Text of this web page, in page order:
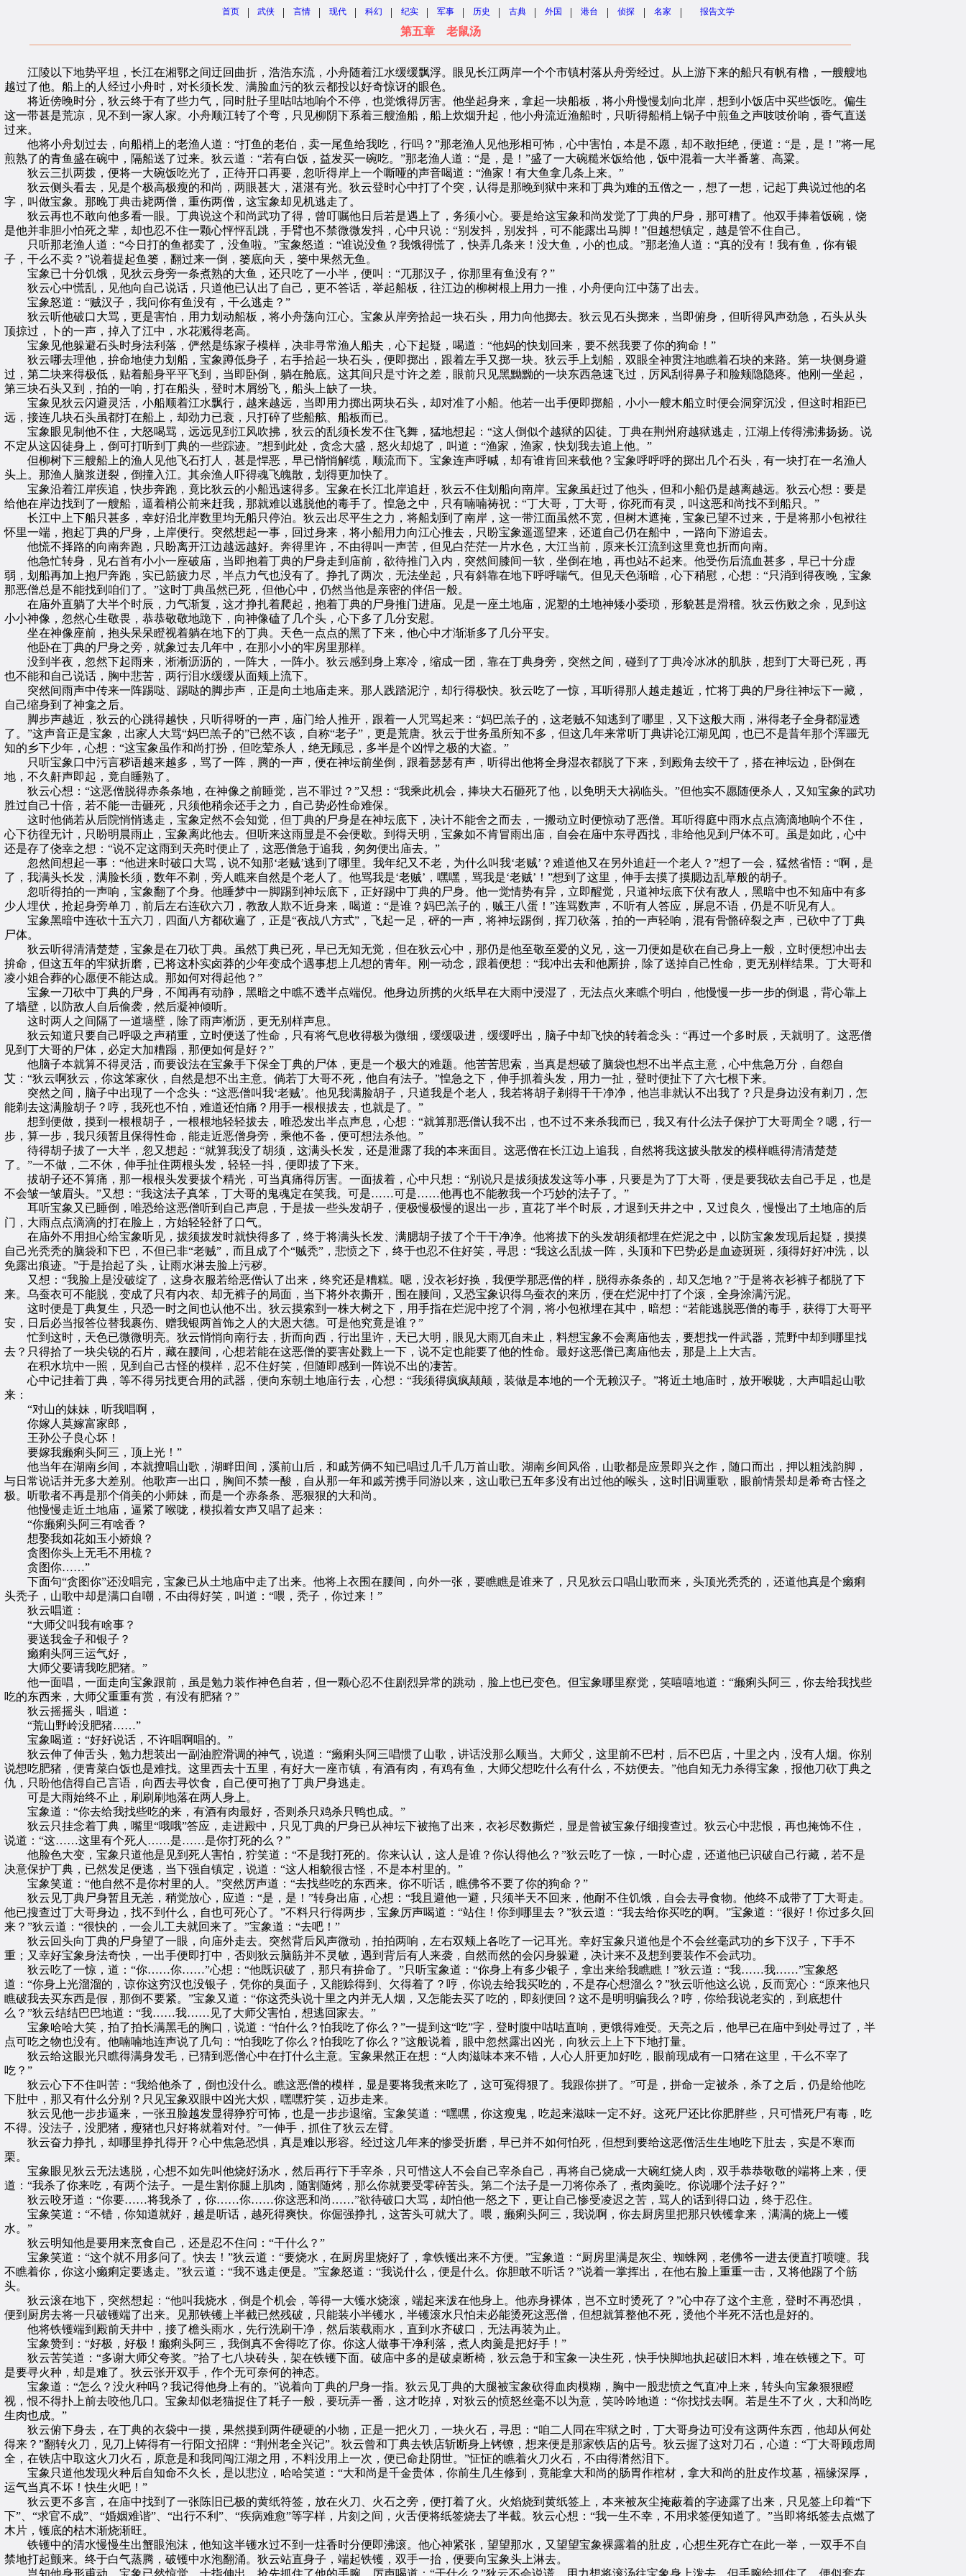
首页 | 武侠 | 言情 | 现代 | 科幻 | 纪实 | 军事 | 历史 | 古典 | 外国 | 港台 | 侦探 | 名家 | 报告文学
第五章 老鼠汤
江陵以下地势平坦，长江在湘鄂之间迂回曲折，浩浩东流，小舟随着江水缓缓飘浮。眼见长江两岸一个个市镇村落从舟旁经过。从上游下来的船只有帆有橹，一艘艘地
越过了他。船上的人经过小舟时，对长须长发、满脸血污的狄云都投以好奇惊讶的眼色。
将近傍晚时分，狄云终于有了些力气，同时肚子里咕咕地响个不停，也觉饿得厉害。他坐起身来，拿起一块船板，将小舟慢慢划向北岸，想到小饭店中买些饭吃。偏生
这一带甚是荒凉，见不到一家人家。小舟顺江转了个弯，只见柳阴下系着三艘渔船，船上炊烟升起，他小舟流近渔船时，只听得船梢上锅子中煎鱼之声吱吱价响，香气直送
过来。
他将小舟划过去，向船梢上的老渔人道：“打鱼的老伯，卖一尾鱼给我吃，行吗？”那老渔人见他形相可怖，心中害怕，本是不愿，却不敢拒绝，便道：“是，是！”将一尾
煎熟了的青鱼盛在碗中，隔船送了过来。狄云道：“若有白饭，益发买一碗吃。”那老渔人道：“是，是！”盛了一大碗糙米饭给他，饭中混着一大半番薯、高粱。
狄云三扒两拨，便将一大碗饭吃光了，正待开口再要，忽听得岸上一个嘶哑的声音喝道：“渔家！有大鱼拿几条上来。”
狄云侧头看去，见是个极高极瘦的和尚，两眼甚大，湛湛有光。狄云登时心中打了个突，认得是那晚到狱中来和丁典为难的五僧之一，想了一想，记起丁典说过他的名
字，叫做宝象。那晚丁典击毙两僧，重伤两僧，这宝象却见机逃走了。
狄云再也不敢向他多看一眼。丁典说这个和尚武功了得，曾叮嘱他日后若是遇上了，务须小心。要是给这宝象和尚发觉了丁典的尸身，那可糟了。他双手捧着饭碗，饶
是他并非胆小怕死之辈，却也忍不住一颗心怦怦乱跳，手臂也不禁微微发抖，心中只说：“别发抖，别发抖，可不能露出马脚！”但越想镇定，越是管不住自己。
只听那老渔人道：“今日打的鱼都卖了，没鱼啦。”宝象怒道：“谁说没鱼？我饿得慌了，快弄几条来！没大鱼，小的也成。”那老渔人道：“真的没有！我有鱼，你有银
子，干么不卖？”说着提起鱼篓，翻过来一倒，篓底向天，篓中果然无鱼。
宝象已十分饥饿，见狄云身旁一条煮熟的大鱼，还只吃了一小半，便叫：“兀那汉子，你那里有鱼没有？”
狄云心中慌乱，见他向自己说话，只道他已认出了自己，更不答话，举起船板，往江边的柳树根上用力一推，小舟便向江中荡了出去。
宝象怒道：“贼汉子，我问你有鱼没有，干么逃走？”
狄云听他破口大骂，更是害怕，用力划动船板，将小舟荡向江心。宝象从岸旁拾起一块石头，用力向他掷去。狄云见石头掷来，当即俯身，但听得风声劲急，石头从头
顶掠过，卜的一声，掉入了江中，水花溅得老高。
宝象见他躲避石头时身法利落，俨然是练家子模样，决非寻常渔人船夫，心下起疑，喝道：“他妈的快划回来，要不然我要了你的狗命！”
狄云哪去理他，拚命地使力划船，宝象蹲低身子，右手拾起一块石头，便即掷出，跟着左手又掷一块。狄云手上划船，双眼全神贯注地瞧着石块的来路。第一块侧身避
过，第二块来得极低，贴着船身平平飞到，当即卧倒，躺在舱底。这其间只是寸许之差，眼前只见黑黝黝的一块东西急速飞过，厉风刮得鼻子和脸颊隐隐疼。他刚一坐起，
第三块石头又到，拍的一响，打在船头，登时木屑纷飞，船头上缺了一块。
宝象见狄云闪避灵活，小船顺着江水飘行，越来越远，当即用力掷出两块石头，却对准了小船。他若一出手便即掷船，小小一艘木船立时便会洞穿沉没，但这时相距已
远，接连几块石头虽都打在船上，却劲力已衰，只打碎了些船舷、船板而已。
宝象眼见制他不住，大怒喝骂，远远见到江风吹拂，狄云的乱须长发不住飞舞，猛地想起：“这人倒似个越狱的囚徒。丁典在荆州府越狱逃走，江湖上传得沸沸扬扬。说
不定从这囚徒身上，倒可打听到丁典的一些踪迹。”想到此处，贪念大盛，怒火却熄了，叫道：“渔家，渔家，快划我去追上他。”
但柳树下三艘船上的渔人见他飞石打人，甚是悍恶，早已悄悄解缆，顺流而下。宝象连声呼喊，却有谁肯回来载他？宝象呼呼呼的掷出几个石头，有一块打在一名渔人
头上。那渔人脑浆迸裂，倒撞入江。其余渔人吓得魂飞魄散，划得更加快了。
宝象沿着江岸疾追，快步奔跑，竟比狄云的小船迅速得多。宝象在长江北岸追赶，狄云不住划船向南岸。宝象虽赶过了他头，但和小船仍是越离越远。狄云心想：要是
给他在岸边找到了一艘船，逼着梢公前来赶我，那就难以逃脱他的毒手了。惶急之中，只有喃喃祷祝：“丁大哥，丁大哥，你死而有灵，叫这恶和尚找不到船只。”
长江中上下船只甚多，幸好沿北岸数里均无船只停泊。狄云出尽平生之力，将船划到了南岸，这一带江面虽然不宽，但树木遮掩，宝象已望不过来，于是将那小包袱往
怀里一端，抱起丁典的尸身，上岸便行。突然想起一事，回过身来，将小船用力向江心推去，只盼宝象遥遥望来，还道自己仍在船中，一路向下游追去。
他慌不择路的向南奔跑，只盼离开江边越远越好。奔得里许，不由得叫一声苦，但见白茫茫一片水色，大江当前，原来长江流到这里竟也折而向南。
他急忙转身，见右首有小小一座破庙，当即抱着丁典的尸身走到庙前，欲待推门入内，突然间膝间一软，坐倒在地，再也站不起来。他受伤后流血甚多，早已十分虚
弱，划船再加上抱尸奔跑，实已筋疲力尽，半点力气也没有了。挣扎了两次，无法坐起，只有斜靠在地下呼呼喘气。但见天色渐暗，心下稍慰，心想：“只消到得夜晚，宝象
那恶僧总是不能找到咱们了。”这时丁典虽然已死，但他心中，仍然当他是亲密的伴侣一般。
在庙外直躺了大半个时辰，力气渐复，这才挣扎着爬起，抱着丁典的尸身推门进庙。见是一座土地庙，泥塑的土地神矮小委琐，形貌甚是滑稽。狄云伤败之余，见到这
小小神像，忽然心生敬畏，恭恭敬敬地跪下，向神像磕了几个头，心下多了几分安慰。
坐在神像座前，抱头呆呆瞪视着躺在地下的丁典。天色一点点的黑了下来，他心中才渐渐多了几分平安。
他卧在丁典的尸身之旁，就象过去几年中，在那小小的牢房里那样。
没到半夜，忽然下起雨来，淅淅沥沥的，一阵大，一阵小。狄云感到身上寒冷，缩成一团，靠在丁典身旁，突然之间，碰到了丁典冷冰冰的肌肤，想到丁大哥已死，再
也不能和自己说话，胸中悲苦，两行泪水缓缓从面颊上流下。
突然间雨声中传来一阵踢哒、踢哒的脚步声，正是向土地庙走来。那人践踏泥泞，却行得极快。狄云吃了一惊，耳听得那人越走越近，忙将丁典的尸身往神坛下一藏，
自己缩身到了神龛之后。
脚步声越近，狄云的心跳得越快，只听得呀的一声，庙门给人推开，跟着一人咒骂起来：“妈巴羔子的，这老贼不知逃到了哪里，又下这般大雨，淋得老子全身都湿透
了。”这声音正是宝象，出家人大骂“妈巴羔子的”已然不该，自称“老子”，更是荒唐。狄云于世务虽所知不多，但这几年来常听丁典讲论江湖见闻，也已不是昔年那个浑噩无
知的乡下少年，心想：“这宝象虽作和尚打扮，但吃荤杀人，绝无顾忌，多半是个凶悍之极的大盗。”
只听宝象口中污言秽语越来越多，骂了一阵，腾的一声，便在神坛前坐倒，跟着瑟瑟有声，听得出他将全身湿衣都脱了下来，到殿角去绞干了，搭在神坛边，卧倒在
地，不久鼾声即起，竟自睡熟了。
狄云心想：“这恶僧脱得赤条条地，在神像之前睡觉，岂不罪过？”又想：“我乘此机会，捧块大石砸死了他，以免明天大祸临头。”但他实不愿随便杀人，又知宝象的武功
胜过自己十倍，若不能一击砸死，只须他稍余还手之力，自己势必性命难保。
这时他倘若从后院悄悄逃走，宝象定然不会知觉，但丁典的尸身是在神坛底下，决计不能舍之而去，一搬动立时便惊动了恶僧。耳听得庭中雨水点点滴滴地响个不住，
心下彷徨无计，只盼明晨雨止，宝象离此他去。但听来这雨显是不会便歇。到得天明，宝象如不肯冒雨出庙，自会在庙中东寻西找，非给他见到尸体不可。虽是如此，心中
还是存了侥幸之想：“说不定这雨到天亮时便止了，这恶僧急于追我，匆匆便出庙去。”
忽然间想起一事：“他进来时破口大骂，说不知那‘老贼’逃到了哪里。我年纪又不老，为什么叫我‘老贼’？难道他又在另外追赶一个老人？”想了一会，猛然省悟：“啊，是
了，我满头长发，满脸长须，数年不剃，旁人瞧来自然是个老人了。他骂我是‘老贼’，嘿嘿，骂我是‘老贼’！”想到了这里，伸手去摸了摸腮边乱草般的胡子。
忽听得拍的一声响，宝象翻了个身。他睡梦中一脚踢到神坛底下，正好踢中丁典的尸身。他一觉情势有异，立即醒觉，只道神坛底下伏有敌人，黑暗中也不知庙中有多
少人埋伏，抢起身旁单刀，前后左右连砍六刀，教敌人欺不近身来，喝道：“是谁？妈巴羔子的，贼王八蛋！”连骂数声，不听有人答应，屏息不语，仍是不听见有人。
宝象黑暗中连砍十五六刀，四面八方都砍遍了，正是“夜战八方式”，飞起一足，砰的一声，将神坛踢倒，挥刀砍落，拍的一声轻响，混有骨骼碎裂之声，已砍中了丁典
尸体。
狄云听得清清楚楚，宝象是在刀砍丁典。虽然丁典已死，早已无知无觉，但在狄云心中，那仍是他至敬至爱的义兄，这一刀便如是砍在自己身上一般，立时便想冲出去
拚命，但这五年的牢狱折磨，已将这朴实卤莽的少年变成个遇事想上几想的青年。刚一动念，跟着便想：“我冲出去和他厮拚，除了送掉自己性命，更无别样结果。丁大哥和
凌小姐合葬的心愿便不能达成。那如何对得起他？”
宝象一刀砍中丁典的尸身，不闻再有动静，黑暗之中瞧不透半点端倪。他身边所携的火纸早在大雨中浸湿了，无法点火来瞧个明白，他慢慢一步一步的倒退，背心靠上
了墙壁，以防敌人自后偷袭，然后凝神倾听。
这时两人之间隔了一道墙壁，除了雨声淅沥，更无别样声息。
狄云知道只要自己呼吸之声稍重，立时便送了性命，只有将气息收得极为微细，缓缓吸进，缓缓呼出，脑子中却飞快的转着念头：“再过一个多时辰，天就明了。这恶僧
见到丁大哥的尸体，必定大加糟蹋，那便如何是好？”
他脑子本就算不得灵活，而要设法在宝象手下保全丁典的尸体，更是一个极大的难题。他苦苦思索，当真是想破了脑袋也想不出半点主意，心中焦急万分，自怨自
艾：“狄云啊狄云，你这笨家伙，自然是想不出主意。倘若丁大哥不死，他自有法子。”惶急之下，伸手抓着头发，用力一扯，登时便扯下了六七根下来。
突然之间，脑子中出现了一个念头：“这恶僧叫我‘老贼’。他见我满脸胡子，只道我是个老人，我若将胡子剃得干干净净，他岂非就认不出我了？只是身边没有剃刀，怎
能剃去这满脸胡子？哼，我死也不怕，难道还怕痛？用手一根根拔去，也就是了。”
想到便做，摸到一根根胡子，一根根地轻轻拔去，唯恐发出半点声息，心想：“就算那恶僧认我不出，也不过不来杀我而已，我又有什么法子保护丁大哥周全？嗯，行一
步，算一步，我只须暂且保得性命，能走近恶僧身旁，乘他不备，便可想法杀他。”
待得胡子拔了一大半，忽又想起：“就算我没了胡须，这满头长发，还是泄露了我的本来面目。这恶僧在长江边上追我，自然将我这披头散发的模样瞧得清清楚楚
了。”一不做，二不休，伸手扯住两根头发，轻轻一抖，便即拔了下来。
拔胡子还不算痛，那一根根头发要拔个精光，可当真痛得厉害。一面拔着，心中只想：“别说只是拔须拔发这等小事，只要是为了丁大哥，便是要我砍去自己手足，也是
不会皱一皱眉头。”又想：“我这法子真笨，丁大哥的鬼魂定在笑我。可是……可是……他再也不能教我一个巧妙的法子了。”
耳听宝象又已睡倒，唯恐给这恶僧听到自己声息，于是拔一些头发胡子，便极慢极慢的退出一步，直花了半个时辰，才退到天井之中，又过良久，慢慢出了土地庙的后
门，大雨点点滴滴的打在脸上，方始轻轻舒了口气。
在庙外不用担心给宝象听见，拔须拔发时就快得多了，终于将满头长发、满腮胡子拔了个干干净净。他将拔下的头发胡须都埋在烂泥之中，以防宝象发现后起疑，摸摸
自己光秃秃的脑袋和下巴，不但已非“老贼”，而且成了个“贼秃”，悲愤之下，终于也忍不住好笑，寻思：“我这么乱拔一阵，头顶和下巴势必是血迹斑斑，须得好好冲洗，以
免露出痕迹。”于是抬起了头，让雨水淋去脸上污秽。
又想：“我脸上是没破绽了，这身衣服若给恶僧认了出来，终究还是糟糕。嗯，没衣衫好换，我便学那恶僧的样，脱得赤条条的，却又怎地？”于是将衣衫裤子都脱了下
来。乌蚕衣可不能脱，变成了只有内衣、却无裤子的局面，当下将外衣撕开，围在腰间，又恐宝象识得乌蚕衣的来历，便在烂泥中打了个滚，全身涂满污泥。
这时便是丁典复生，只恐一时之间也认他不出。狄云摸索到一株大树之下，用手指在烂泥中挖了个洞，将小包袱埋在其中，暗想：“若能逃脱恶僧的毒手，获得丁大哥平
安，日后必当报答位替我裹伤、赠我银两首饰之人的大恩大德。可是他究竟是谁？”
忙到这时，天色已微微明亮。狄云悄悄向南行去，折而向西，行出里许，天已大明，眼见大雨兀自未止，料想宝象不会离庙他去，要想找一件武器，荒野中却到哪里找
去？只得拾了一块尖锐的石片，藏在腰间，心想若能在这恶僧的要害处戮上一下，说不定也能要了他的性命。最好这恶僧已离庙他去，那是上上大吉。
在积水坑中一照，见到自己古怪的模样，忍不住好笑，但随即感到一阵说不出的凄苦。
心中记挂着丁典，等不得另找更合用的武器，便向东朝土地庙行去，心想：“我须得疯疯颠颠，装做是本地的一个无赖汉子。”将近土地庙时，放开喉咙，大声唱起山歌
来：
“对山的妹妹，听我唱啊，
你嫁人莫嫁富家郎，
王孙公子良心坏！
要嫁我癞痢头阿三，顶上光！”
他当年在湖南乡间，本就擅唱山歌，湖畔田间，溪前山后，和戚芳俩不知已唱过几千几万首山歌。湖南乡间风俗，山歌都是应景即兴之作，随口而出，押以粗浅韵脚，
与日常说话并无多大差别。他歌声一出口，胸间不禁一酸，自从那一年和戚芳携手同游以来，这山歌已五年多没有出过他的喉头，这时旧调重歌，眼前情景却是希奇古怪之
极。听歌者不再是那个俏美的小师妹，而是一个赤条条、恶狠狠的大和尚。
他慢慢走近土地庙，逼紧了喉咙，模拟着女声又唱了起来：
“你癞痢头阿三有啥香？
想娶我如花如玉小娇娘？
贪图你头上无毛不用梳？
贪图你……”
下面句“贪图你”还没唱完，宝象已从土地庙中走了出来。他将上衣围在腰间，向外一张，要瞧瞧是谁来了，只见狄云口唱山歌而来，头顶光秃秃的，还道他真是个癞痢
头秃子，山歌中却是满口自嘲，不由得好笑，叫道：“喂，秃子，你过来！”
狄云唱道：
“大师父叫我有啥事？
要送我金子和银子？
癞痢头阿三运气好，
大师父要请我吃肥猪。”
他一面唱，一面走向宝象跟前，虽是勉力装作神色自若，但一颗心忍不住剧烈异常的跳动，脸上也已变色。但宝象哪里察觉，笑嘻嘻地道：“癞痢头阿三，你去给我找些
吃的东西来，大师父重重有赏，有没有肥猪？”
狄云摇摇头，唱道：
“荒山野岭没肥猪……”
宝象喝道：“好好说话，不许唱啊唱的。”
狄云伸了伸舌头，勉力想装出一副油腔滑调的神气，说道：“癞痢头阿三唱惯了山歌，讲话没那么顺当。大师父，这里前不巴村，后不巴店，十里之内，没有人烟。你别
说想吃肥猪，便青菜白饭也是难找。这里西去十五里，有好大一座市镇，有酒有肉，有鸡有鱼，大师父想吃什么有什么，不妨便去。”他自知无力杀得宝象，报他刀砍丁典之
仇，只盼他信得自己言语，向西去寻饮食，自己便可抱了丁典尸身逃走。
可是大雨始终不止，刷刷刷地落在两人身上。
宝象道：“你去给我找些吃的来，有酒有肉最好，否则杀只鸡杀只鸭也成。”
狄云只挂念着丁典，嘴里“哦哦”答应，走进殿中，只见丁典的尸身已从神坛下被拖了出来，衣衫尽数撕烂，显是曾被宝象仔细搜查过。狄云心中悲恨，再也掩饰不住，
说道：“这……这里有个死人……是……是你打死的么？”
他脸色大变，宝象只道他是见到死人害怕，狞笑道：“不是我打死的。你来认认，这人是谁？你认得他么？”狄云吃了一惊，一时心虚，还道他已识破自己行藏，若不是
决意保护丁典，已然发足便逃，当下强自镇定，说道：“这人相貌很古怪，不是本村里的。”
宝象笑道：“他自然不是你村里的人。”突然厉声道：“去找些吃的东西来。你不听话，瞧佛爷不要了你的狗命？”
狄云见丁典尸身暂且无恙，稍觉放心，应道：“是，是！”转身出庙，心想：“我且避他一避，只须半天不回来，他耐不住饥饿，自会去寻食物。他终不成带了丁大哥走。
他已搜查过丁大哥身边，找不到什么，自也可死心了。”不料只行得两步，宝象厉声喝道：“站住！你到哪里去？”狄云道：“我去给你买吃的啊。”宝象道：“很好！你过多久回
来？”狄云道：“很快的，一会儿工夫就回来了。”宝象道：“去吧！”
狄云回头向丁典的尸身望了一眼，向庙外走去。突然背后风声微动，拍拍两响，左右双颊上各吃了一记耳光。幸好宝象只道他是个不会丝毫武功的乡下汉子，下手不
重；又幸好宝象身法奇快，一出手便即打中，否则狄云脑筋并不灵敏，遇到背后有人来袭，自然而然的会闪身躲避，决计来不及想到要装作不会武功。
狄云吃了一惊，道：“你……你……”心想：“他既识破了，那只有拚命了。”只听宝象道：“你身上有多少银子，拿出来给我瞧瞧！”狄云道：“我……我……”宝象怒
道：“你身上光溜溜的，谅你这穷汉也没银子，凭你的臭面子，又能赊得到、欠得着了？哼，你说去给我买吃的，不是存心想溜么？”狄云听他这么说，反而宽心：“原来他只
瞧破我去买东西是假，那倒不要紧。”宝象又道：“你这秃头说十里之内并无人烟，又怎能去买了吃的，即刻便回？这不是明明骗我么？哼，你给我说老实的，到底想什
么？”狄云结结巴巴地道：“我……我……见了大师父害怕，想逃回家去。”
宝象哈哈大笑，拍了拍长满黑毛的胸口，说道：“怕什么？怕我吃了你么？”一提到这“吃”字，登时腹中咕咕直响，更饿得难受。天亮之后，他早已在庙中到处寻过了，半
点可吃之物也没有。他喃喃地连声说了几句：“怕我吃了你么？怕我吃了你么？”这般说着，眼中忽然露出凶光，向狄云上上下下地打量。
狄云给这眼光只瞧得满身发毛，已猜到恶僧心中在打什么主意。宝象果然正在想：“人肉滋味本来不错，人心人肝更加好吃，眼前现成有一口猪在这里，干么不宰了
吃？”
狄云心下不住叫苦：“我给他杀了，倒也没什么。瞧这恶僧的模样，显是要将我煮来吃了，这可冤得狠了。我跟你拼了。”可是，拼命一定被杀，杀了之后，仍是给他吃
下肚中，那又有什么分别？只见宝象双眼中凶光大炽，嘿嘿狞笑，迈步走来。
狄云见他一步步逼来，一张丑脸越发显得狰狞可怖，也是一步步退缩。宝象笑道：“嘿嘿，你这瘦鬼，吃起来滋味一定不好。这死尸还比你肥胖些，只可惜死尸有毒，吃
不得。没法子，没肥猪，瘦猪也只好将就着对付。”一伸手，抓住了狄云左臂。
狄云奋力挣扎，却哪里挣扎得开？心中焦急恐惧，真是难以形容。经过这几年来的惨受折磨，早已并不如何怕死，但想到要给这恶僧活生生地吃下肚去，实是不寒而
栗。
宝象眼见狄云无法逃脱，心想不如先叫他烧好汤水，然后再行下手宰杀，只可惜这人不会自己宰杀自己，再将自己烧成一大碗红烧人肉，双手恭恭敬敬的端将上来，便
道：“我杀了你来吃，有两个法子。一是生割你腿上肌肉，随割随烤，那么你就要受零碎苦头。第二个法子是一刀将你杀了，煮肉羹吃。你说哪个法子好？”
狄云咬牙道：“你要……将我杀了，你……你……你这恶和尚……”欲待破口大骂，却怕他一怒之下，更让自己惨受凌迟之苦，骂人的话到得口边，终于忍住。
宝象笑道：“不错，你知道就好，越是听话，越死得爽快。你倔强挣扎，这苦头可就大了。喂，癞痢头阿三，我说啊，你去厨房里把那只铁镬拿来，满满的烧上一镬
水。”
狄云明知他是要用来烹食自己，还是忍不住问：“干什么？”
宝象笑道：“这个就不用多问了。快去！”狄云道：“要烧水，在厨房里烧好了，拿铁镬出来不方便。”宝象道：“厨房里满是灰尘、蜘蛛网，老佛爷一进去便直打喷嚏。我
不瞧着你，你这小癞痢定要逃走。”狄云道：“我不逃走便是。”宝象怒道：“我说什么，便是什么。你胆敢不听话？”说着一掌挥出，在他右脸上重重一击，又将他踢了个筋
头。
狄云滚在地下，突然想起：“他叫我烧水，倒是个机会，等得一大镬水烧滚，端起来泼在他身上。他赤身裸体，岂不立时烫死了？”心中存了这个主意，登时不再恐惧，
便到厨房去将一只破镬端了出来。见那铁镬上半截已然残破，只能装小半镬水，半镬滚水只怕未必能烫死这恶僧，但想就算整他不死，烫他个半死不活也是好的。
他将铁镬端到殿前天井中，接了檐头雨水，先行洗刷干净，然后装载雨水，直到水齐破口，无法再装为止。
宝象赞到：“好极，好极！癞痢头阿三，我倒真不舍得吃了你。你这人做事干净利落，煮人肉羹是把好手！”
狄云苦笑道：“多谢大师父夸奖。”拾了七八块砖头，架在铁镬下面。破庙中多的是破桌断椅，狄云急于和宝象一决生死，快手快脚地执起破旧木料，堆在铁镬之下。可
是要寻火种，却是难了。狄云张开双手，作个无可奈何的神态。
宝象道：“怎么？没火种吗？我记得他身上有的。”说着向丁典的尸身一指。狄云见丁典的大腿被宝象砍得血肉模糊，胸中一股悲愤之气直冲上来，转头向宝象狠狠瞪
视，恨不得扑上前去咬他几口。宝象却似老猫捉住了耗子一般，要玩弄一番，这才吃掉，对狄云的愤怒丝毫不以为意，笑吟吟地道：“你找找去啊。若是生不了火，大和尚吃
生肉也成。”
狄云俯下身去，在丁典的衣袋中一摸，果然摸到两件硬硬的小物，正是一把火刀，一块火石，寻思：“咱二人同在牢狱之时，丁大哥身边可没有这两件东西，他却从何处
得来？”翻转火刀，见刀上铸得有一行阳文招牌：“荆州老全兴记”。狄云曾和丁典去铁店斩断身上铐镣，想来便是那家铁店的店号。狄云握了这对刀石，心道：“丁大哥顾虑周
全，在铁店中取这火刀火石，原意是和我同闯江湖之用，不料没用上一次，便已命赴阴世。”怔怔的瞧着火刀火石，不由得潸然泪下。
宝象只道他发现火种后自知命不久长，是以悲泣，哈哈笑道：“大和尚是千金贵体，你前生几生修到，竟能拿大和尚的肠胃作棺材，拿大和尚的肚皮作坟墓，福缘深厚，
运气当真不坏！快生火吧！”
狄云更不多言，在庙中找到了一张陈旧已极的黄纸符签，放在火刀、火石之旁，便打着了火。火焰烧到黄纸签上，本来被灰尘掩蔽着的字迹露了出来，只见签上印着“下
下”、“求官不成”、“婚姻难谐”、“出行不利”、“疾病难愈”等字样，片刻之间，火舌便将纸签烧去了半截。狄云心想：“我一生不幸，不用求签便知道了。”当即将纸签去点燃了
木片，镬底的枯木渐烧渐旺。
铁镬中的清水慢慢生出蟹眼泡沫，他知这半镬水过不到一炷香时分便即沸滚。他心神紧张，望望那水，又望望宝象裸露着的肚皮，心想生死存亡在此一举，一双手不自
禁地打起颤来。终于白气蒸腾，破镬中水泡翻涌。狄云站直身子，端起铁镬，双手一抬，便要向宝象头上淋去。
岂知他身形甫动，宝象已然惊觉，十指伸出，抢先抓住了他的手腕，厉声喝道：“干什么？”狄云不会说谎，用力想将滚汤往宝象身上泼去，但手腕给抓住了，便似套在